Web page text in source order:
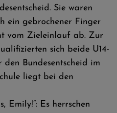
Sie waren
ein gebrochener Finger
vom Zieleinlauf ab. Zur
sich beide U14-
Bundesentscheid im
liegt bei den
Emily!“: Es herrschen